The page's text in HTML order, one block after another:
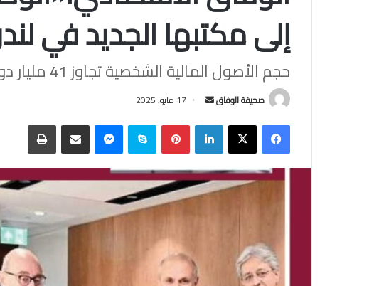
إلى مكتبها الجديد في
حجم الأصول المالية الشخصية تجاوز 41 مليار دولار بنهاية 2024
صحيفة الوفاق
أرسل
إلكترونيا
17 مايو، 2025
فيسبوك‫X لينكدإن بينتيريستسكايب ماسنجر مشاركة عبر البريد الطباعة